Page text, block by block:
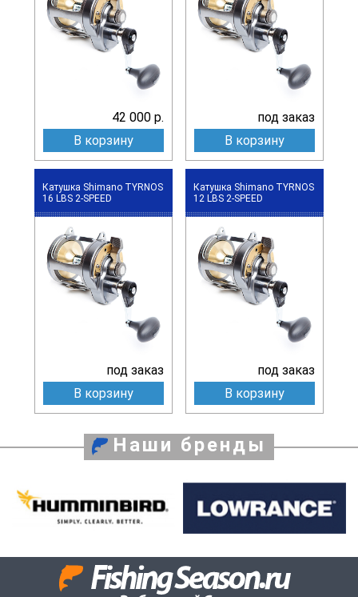
42 000 р.
В корзину
под заказ
В корзину
Катушка Shimano TYRNOS
16 LBS 2-SPEED
под заказ
В корзину
Катушка Shimano TYRNOS
12 LBS 2-SPEED
под заказ
В корзину
Наши бренды